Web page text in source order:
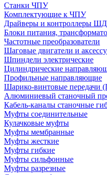
Станки ЧПУ
Комплектующие к ЧПУ
Драйверы и контроллеры ШД
Блоки питания,
Частотные преобразователи
Шаговые двигатели и
Шпиндели электрические
Цилиндрические
Профильные направляющие
Шарико-винтовые
Алюминиевый станочный
Кабель-каналы станочные
Муфты соединительные
Кулачковые муфты
Муфты мембранные
Муфты жесткие
Муфты гибкие
Муфты сильфонные
Муфты разрезные